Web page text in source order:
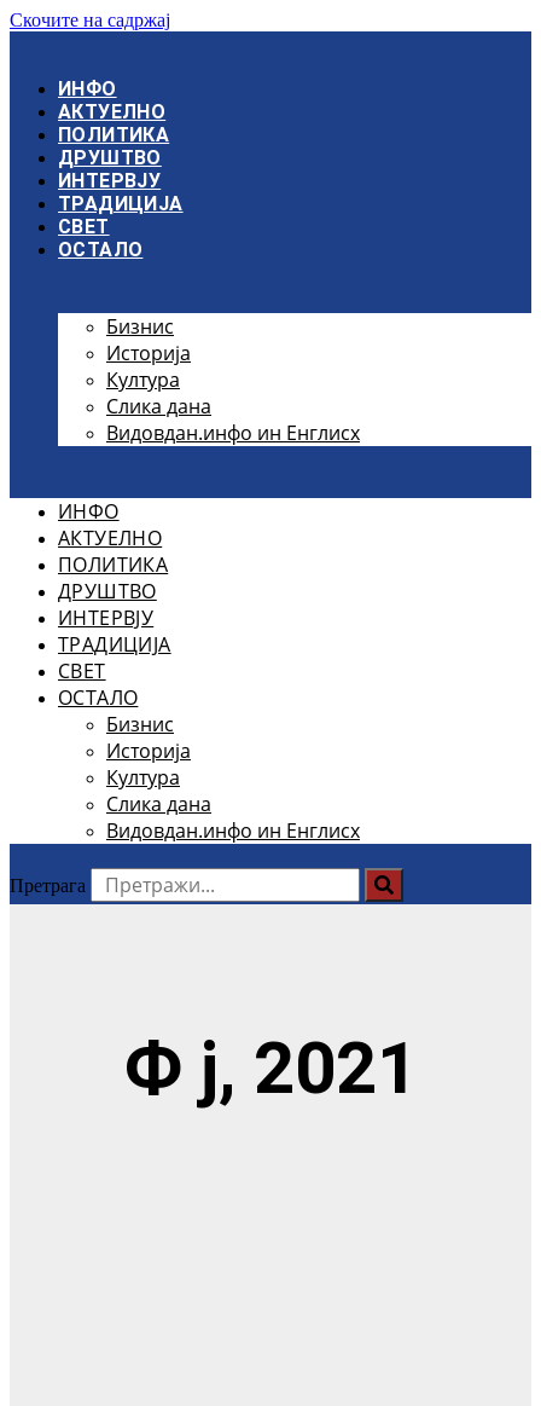
Скочите на садржај
ИНФО
АКТУЕЛНО
ПОЛИТИКА
ДРУШТВО
ИНТЕРВЈУ
ТРАДИЦИЈА
СВЕТ
ОСТАЛО
Бизнис
Историја
Култура
Слика дана
Видовдан.инфо ин Енглисх
ИНФО
АКТУЕЛНО
ПОЛИТИКА
ДРУШТВО
ИНТЕРВЈУ
ТРАДИЦИЈА
СВЕТ
ОСТАЛО
Бизнис
Историја
Култура
Слика дана
Видовдан.инфо ин Енглисх
Претрага
Ф ј, 2021